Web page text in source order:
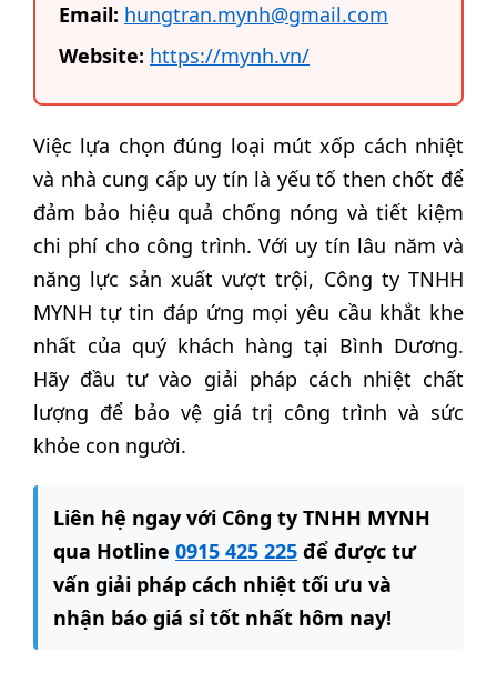
Email: hungtran.mynh@gmail.com
Website: https://mynh.vn/
Việc lựa chọn đúng loại mút xốp cách nhiệt
và nhà cung cấp uy tín là yếu tố then chốt để
đảm bảo hiệu quả chống nóng và tiết kiệm
chi phí cho công trình. Với uy tín lâu năm và
năng lực sản xuất vượt trội, Công ty TNHH
MYNH tự tin đáp ứng mọi yêu cầu khắt khe
nhất của quý khách hàng tại Bình Dương.
Hãy đầu tư vào giải pháp cách nhiệt chất
lượng để bảo vệ giá trị công trình và sức
khỏe con người.
Liên hệ ngay với Công ty TNHH MYNH
qua Hotline 0915 425 225 để được tư
vấn giải pháp cách nhiệt tối ưu và
nhận báo giá sỉ tốt nhất hôm nay!